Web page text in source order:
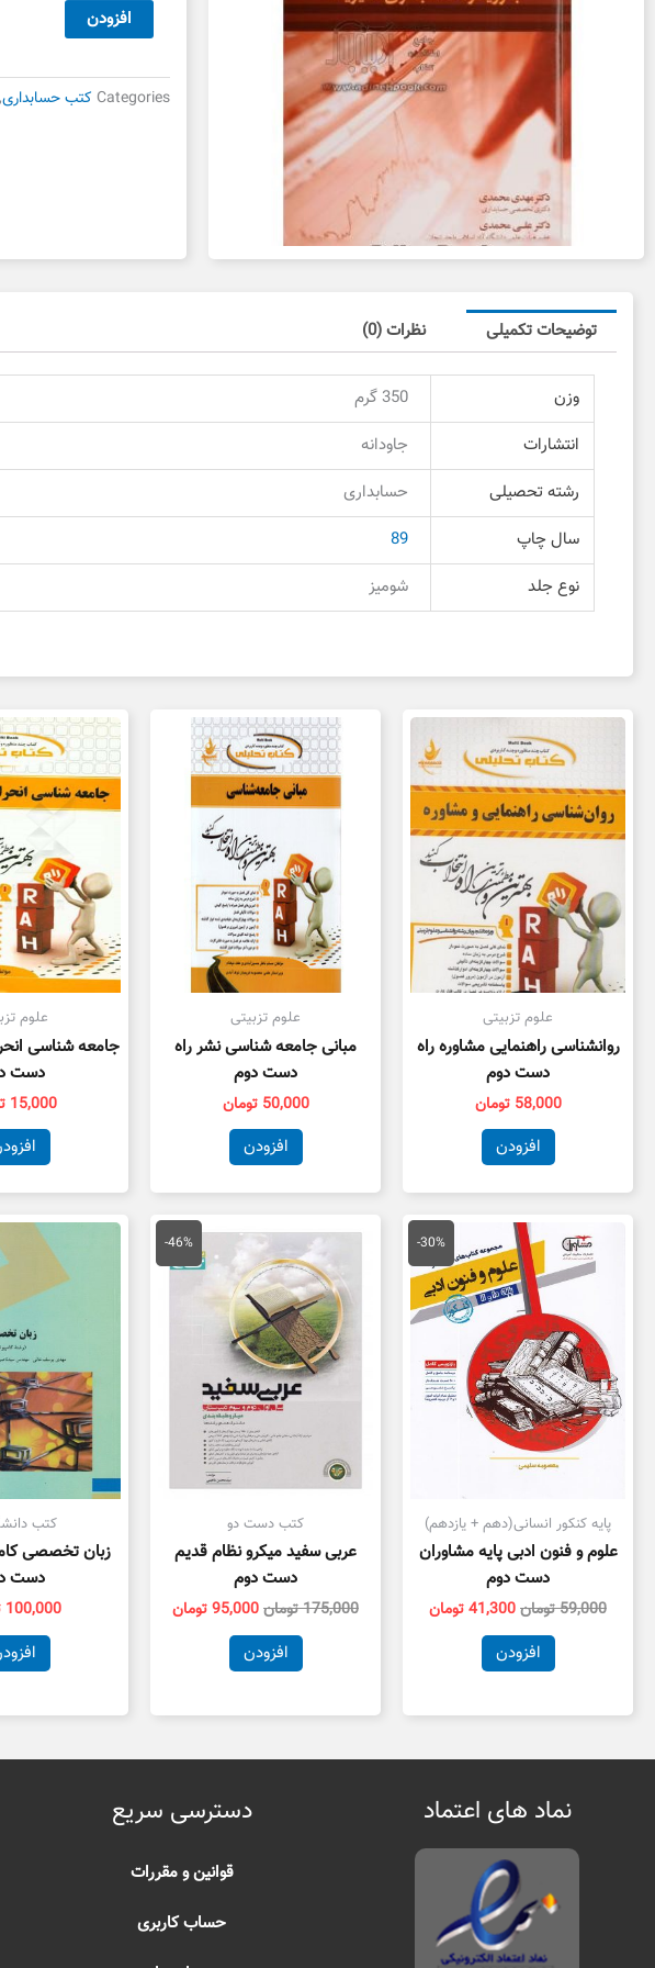
حسابداری
بهای
شده
افزودن
Categories کتب حسابداری,
توضیحات تکمیلی نظرات (0)
وزن
350 گرم
انتشارات
جاودانه
رشته تحصیلی
حسابداری
سال چاپ
89
نوع جلد
شومیز
علوم تزبیتی
روانشناسی راهنمایی مشاوره راه
دست دوم
58,000 تومان
افزودن
علوم تزبیتی
مبانی جامعه شناسی نشر راه
دست دوم
50,000 تومان
افزودن
علوم
جامعه شناسی
دست
15,000
-30%
پایه کنکور انسانی(دهم + یازدهم)
علوم و فنون ادبی پایه مشاوران
دست دوم
59,000تومان
قیمت
اصلی
59,000 تومان
بود.
41,300تومان
قیمت
فعلی
است.
افزودن
-46%
کتب دست دو
عربی سفید میکرو نظام قدیم
دست دوم
175,000تومان
اصلی
175,000 تومان
بود.
95,000تومان
قیمت
فعلی
افزودن
کتب
زبان تخصصی
دست
100,000
نماد های اعتماد دسترسی سریع
قوانین و مقررات
حساب کاربری